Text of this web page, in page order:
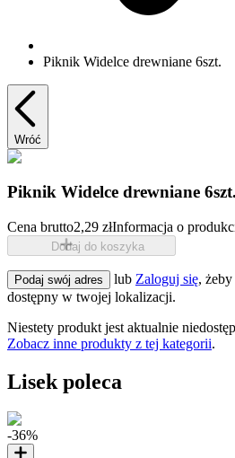
Piknik Widelce drewniane 6szt.
Wróć
Piknik Widelce drewniane 6szt.
Cena brutto2,29 złInformacja o
Dodaj do koszyka
Podaj swój adres lub Zaloguj się,
dostępny w twojej lokalizacji.
Niestety produkt jest aktualnie
Zobacz inne produkty z tej kategorii.
Lisek poleca
-36%